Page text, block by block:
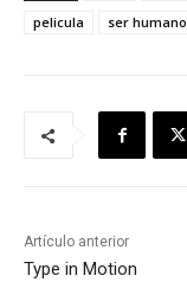
pelicula ser humano
Artículo anterior
Type in Motion